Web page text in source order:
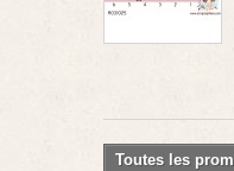
Toutes les